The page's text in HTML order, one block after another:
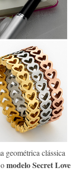
geométrica clássica
modelo Secret Love